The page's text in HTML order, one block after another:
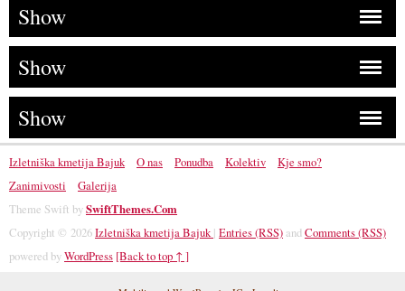
Show
Show
Show
Izletniška kmetija Bajuk O nas Ponudba Kolektiv
Kje smo?
Zanimivosti
Galerija
Theme Swift bySwiftThemes.Com
Copyright © 2026Izletniška kmetija Bajuk| Entries (RSS) andComments (RSS)
powered byWordPress [Back to top ↑ ]